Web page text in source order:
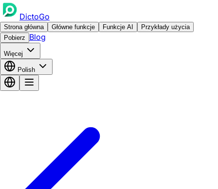
DictoGo
Strona główna Główne funkcje Funkcje AI
Przykłady użycia
Pobierz
Blog
Więcej
Polish